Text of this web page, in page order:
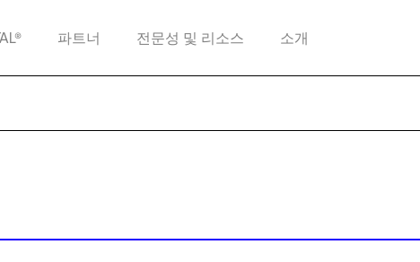
파트너 전문성 및 리소스 소개